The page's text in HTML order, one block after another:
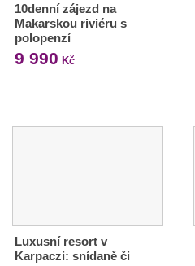
10denní zájezd na
Makarskou riviéru s
polopenzí
9 990 Kč
Luxusní resort v
Karpaczi: snídaně či